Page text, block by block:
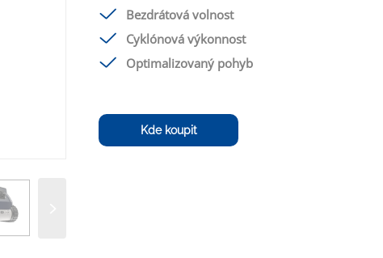
Bezdrátová volnost
Cyklónová výkonnost
Optimalizovaný pohyb
Kde koupit